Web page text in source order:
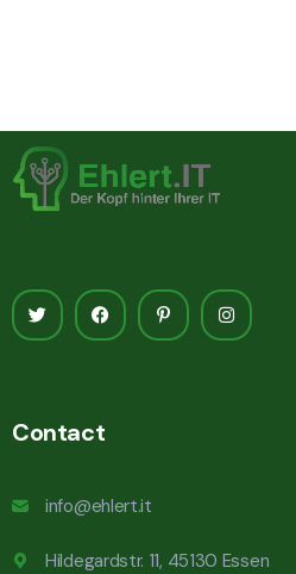
Contact
info@ehlert.it
Hildegardstr. 11, 45130 Essen